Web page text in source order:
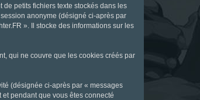
petits fichiers texte stockés dans les
anonyme (désigné ci-après par
». Il stocke des informations sur les
qui ne couvre que les cookies créés par
(désignée ci-après par « messages
pendant que vous êtes connecté